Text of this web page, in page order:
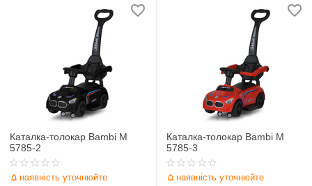
Каталка-толокар Bambi M
5785-2
наявність уточнюйте
Каталка-толокар Bambi M
5785-3
наявність уточнюйте